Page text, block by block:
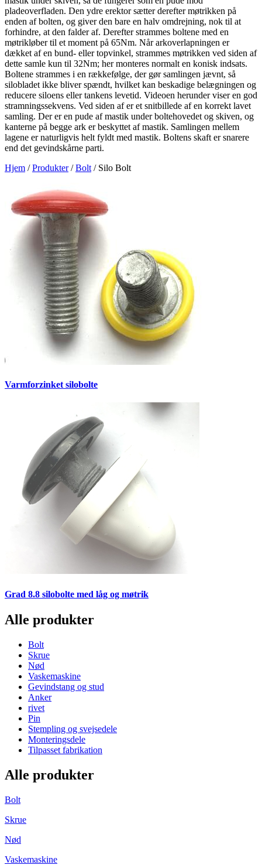
pladeoverfladen. Den ydre erektor sætter derefter møtrikken på
enden af bolten, og giver den bare en halv omdrejning, nok til at
forhindre, at den falder af. Derefter strammes boltene med en
møtrikløber til et moment på 65Nm. Når arkoverlapningen er
dækket af en bund- eller topvinkel, strammes møtrikken ved siden af
dette samle kun til 32Nm; her monteres normalt en konisk indsats.
Boltene strammes i en rækkefølge, der gør samlingen jævnt, så
silobladet ikke bliver spændt, hvilket kan beskadige belægningen og
reducere siloens eller tankens levetid. Videoen herunder viser en god
stramningssekvens. Ved siden af er et snitbillede af en korrekt lavet
samling. Der er en pude af mastik under boltehovedet og skiven, og
kanterne på begge ark er beskyttet af mastik. Samlingen mellem
lagene er naturligvis helt fyldt med mastik. Boltens skaft er snarere
end det gevindskårne parti.
Hjem /Produkter/Bolt / Silo Bolt
Varmforzinket silobolte
Grad 8.8 silobolte med låg og møtrik
Alle produkter
Bolt
Skrue
Nød
Vaskemaskine
Gevindstang og stud
Anker
rivet
Pin
Stempling og svejsedele
Monteringsdele
Tilpasset fabrikation
Alle produkter
Bolt
Skrue
Nød
Vaskemaskine